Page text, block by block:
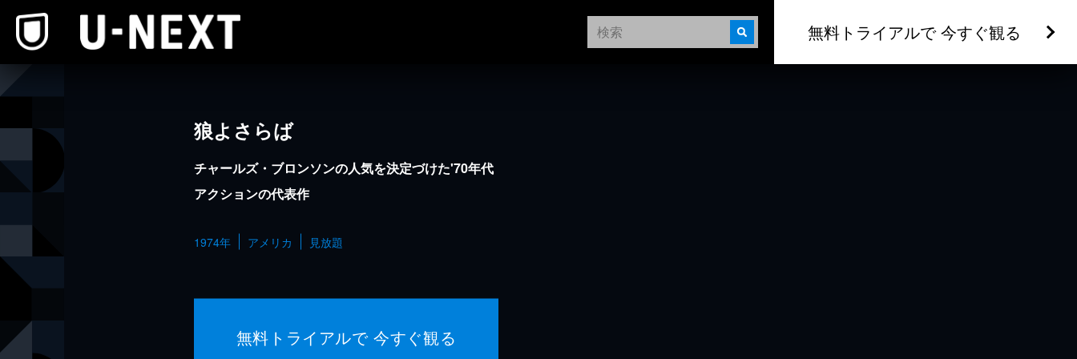
無料トライアルで 今すぐ観る
狼よさらば
チャールズ・ブロンソンの人気を決定づけた'70年代
アクションの代表作
1974年 アメリカ 見放題
無料トライアルで 今すぐ観る